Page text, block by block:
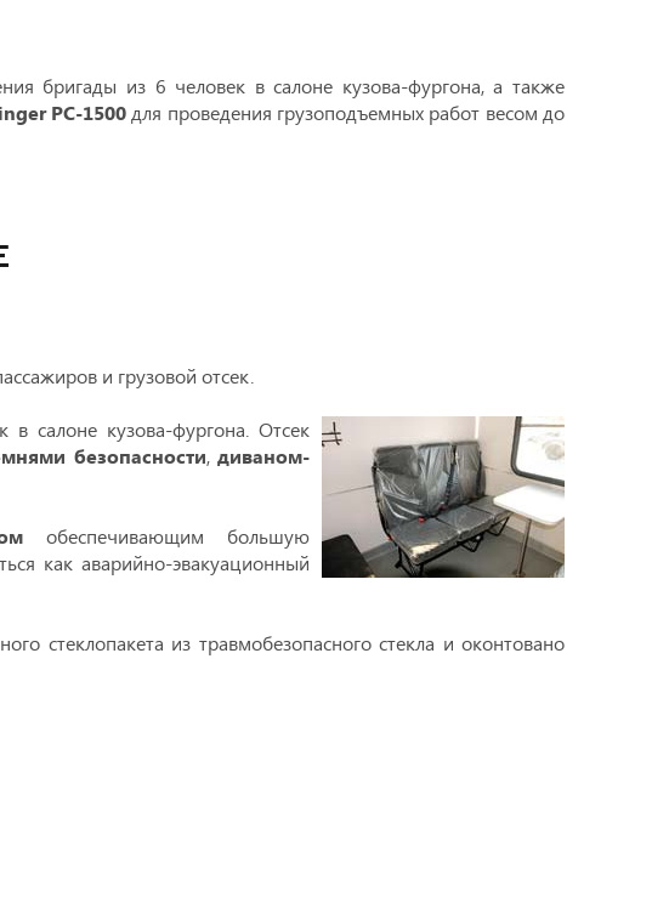
бригады из 6 человек в салоне кузова-фургона, а также
PC-1500 для проведения грузоподъемных работ весом до
и грузовой отсек.
салоне кузова-фургона. Отсек
безопасности, диваном-
обеспечивающим большую
как аварийно-эвакуационный
стеклопакета из травмобезопасного стекла и оконтовано